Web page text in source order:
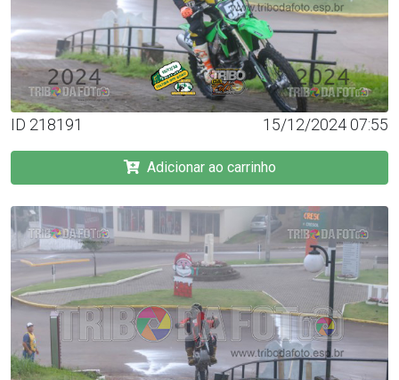
ID 218191 15/12/2024 07:55
Adicionar ao carrinho